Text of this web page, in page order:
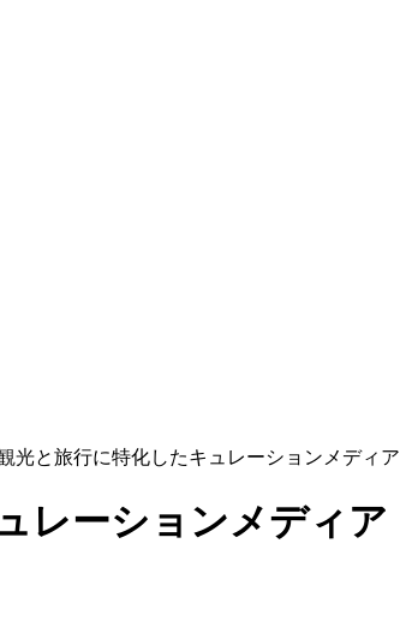
光と旅行に特化したキュレーションメディア
レーションメディア